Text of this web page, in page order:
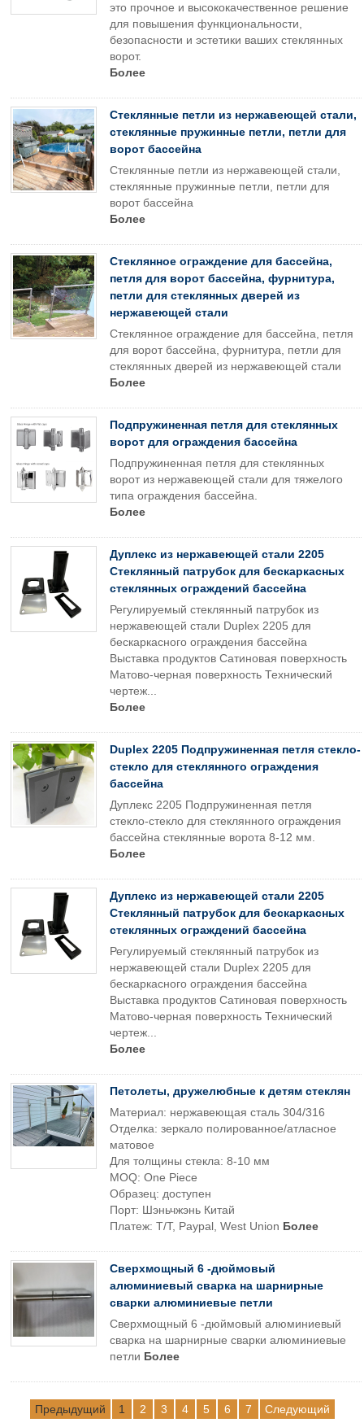
это прочное и высококачественное решение
для повышения функциональности,
безопасности и эстетики ваших стеклянных
ворот.
Более
Стеклянные петли из нержавеющей стали,
стеклянные пружинные петли, петли для
ворот бассейна
Стеклянные петли из нержавеющей стали,
стеклянные пружинные петли, петли для
ворот бассейна
Более
Стеклянное ограждение для бассейна,
петля для ворот бассейна, фурнитура,
петли для стеклянных дверей из
нержавеющей стали
Стеклянное ограждение для бассейна, петля
для ворот бассейна, фурнитура, петли для
стеклянных дверей из нержавеющей стали
Более
Подпружиненная петля для стеклянных
ворот для ограждения бассейна
Подпружиненная петля для стеклянных
ворот из нержавеющей стали для тяжелого
типа ограждения бассейна.
Более
Дуплекс из нержавеющей стали 2205
Стеклянный патрубок для бескаркасных
стеклянных ограждений бассейна
Регулируемый стеклянный патрубок из
нержавеющей стали Duplex 2205 для
бескаркасного ограждения бассейна
Выставка продуктов Сатиновая поверхность
Матово-черная поверхность Технический
чертеж...
Более
Duplex 2205 Подпружиненная петля стекло-
стекло для стеклянного ограждения
бассейна
Дуплекс 2205 Подпружиненная петля
стекло-стекло для стеклянного ограждения
бассейна стеклянные ворота 8-12 мм.
Более
Дуплекс из нержавеющей стали 2205
Стеклянный патрубок для бескаркасных
стеклянных ограждений бассейна
Регулируемый стеклянный патрубок из
нержавеющей стали Duplex 2205 для
бескаркасного ограждения бассейна
Выставка продуктов Сатиновая поверхность
Матово-черная поверхность Технический
чертеж...
Более
Петолеты, дружелюбные к детям стеклян
Материал: нержавеющая сталь 304/316
Отделка: зеркало полированное/атласное
матовое
Для толщины стекла: 8-10 мм
MOQ: One Piece
Образец: доступен
Порт: Шэньчжэнь Китай
Платеж: T/T, Paypal, West Union Более
Сверхмощный 6 -дюймовый
алюминиевый сварка на шарнирные
сварки алюминиевые петли
Сверхмощный 6 -дюймовый алюминиевый
сварка на шарнирные сварки алюминиевые
петли Более
Предыдущий 1 2 3 4 5 6 7 Следующий